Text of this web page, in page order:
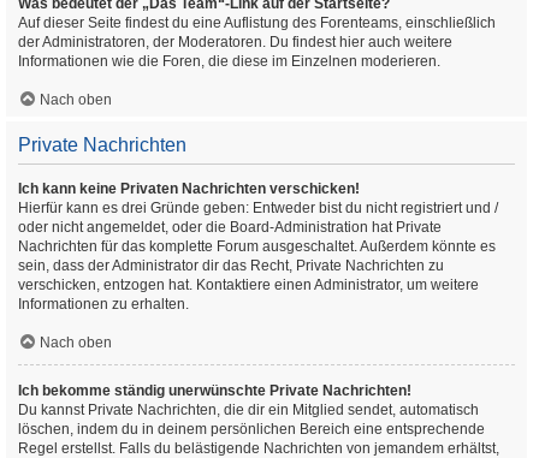
Was bedeutet der „Das Team“-Link auf der Startseite?
Auf dieser Seite findest du eine Auflistung des Forenteams, einschließlich
der Administratoren, der Moderatoren. Du findest hier auch weitere
Informationen wie die Foren, die diese im Einzelnen moderieren.
Nach oben
Private Nachrichten
Ich kann keine Privaten Nachrichten verschicken!
Hierfür kann es drei Gründe geben: Entweder bist du nicht registriert und /
oder nicht angemeldet, oder die Board-Administration hat Private
Nachrichten für das komplette Forum ausgeschaltet. Außerdem könnte es
sein, dass der Administrator dir das Recht, Private Nachrichten zu
verschicken, entzogen hat. Kontaktiere einen Administrator, um weitere
Informationen zu erhalten.
Nach oben
Ich bekomme ständig unerwünschte Private Nachrichten!
Du kannst Private Nachrichten, die dir ein Mitglied sendet, automatisch
löschen, indem du in deinem persönlichen Bereich eine entsprechende
Regel erstellst. Falls du belästigende Nachrichten von jemandem erhältst,